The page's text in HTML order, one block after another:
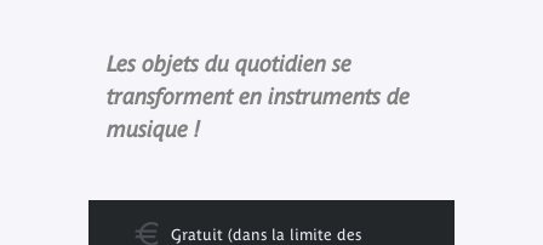
Les objets du quotidien se
transforment en instruments de
musique !
Gratuit (dans la limite des